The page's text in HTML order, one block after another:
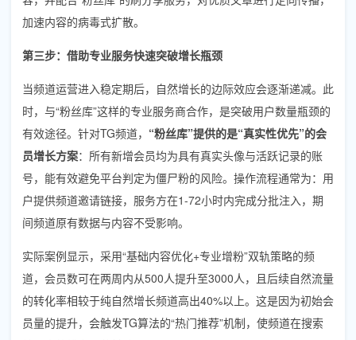
加速内容的病毒式扩散。
第三步：借助专业服务快速突破增长瓶颈
当频道运营进入稳定期后，自然增长的边际效应会逐渐递减。此
时，与“粉丝库”这样的专业服务商合作，是突破用户数量瓶颈的
有效途径。针对TG频道， “粉丝库”提供的是“真实性优先”的会
员增长方案：所有新增会员均为具有真实头像与活跃记录的账
号，能有效避免平台判定为僵尸粉的风险。操作流程通常为：用
户提供频道邀请链接，服务方在1-72小时内完成分批注入，期
间频道原有数据与内容不受影响。
实际案例显示，采用“基础内容优化+专业增粉”双轨策略的频
道，会员数可在两周内从500人提升至3000人，且后续自然流量
的转化率相较于纯自然增长频道高出40%以上。这是因为初始会
员量的提升，会触发TG算法的“热门推荐”机制，使频道在搜索